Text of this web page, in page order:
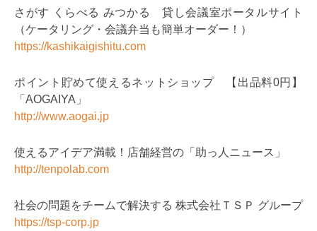
さがす くらべる みつかる 貸し会議室ポータルサイト
（ケータリング・会議弁当も簡単オーダー！）
https://kashikaigishitu.com
ポイント貯めて使えるネットショップ 【出品料0円】
「AOGAIYA」
http://www.aogai.jp
使えるアイデア満載！店舗経営の「助っ人ニュース」
http://tenpolab.com
社会の問題をチームで解決する 株式会社ＴＳＰ グループ
https://tsp-corp.jp